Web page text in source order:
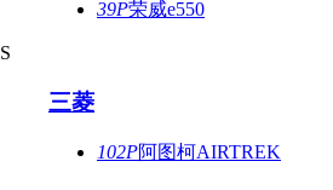
39P荣威e550
S
三菱
102P阿图柯AIRTREK